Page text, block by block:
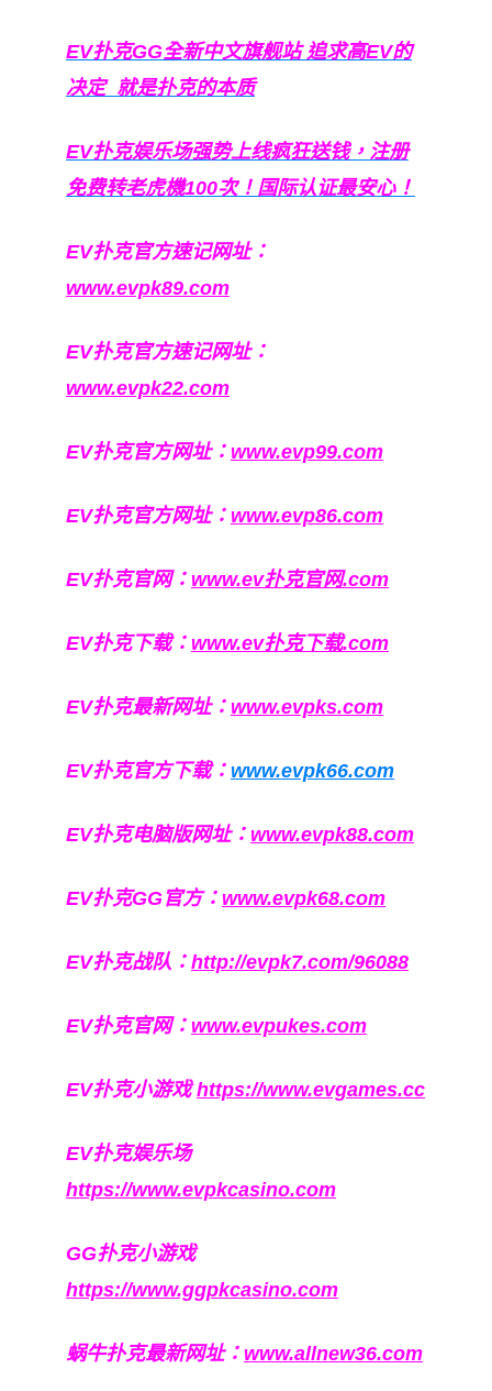
EV扑克GG全新中文旗舰站追求高EV的
决定 就是扑克的本质
EV扑克娱乐场强势上线疯狂送钱，注册
免费转老虎機100次！国际认证最安心！
EV扑克官方速记网址：
www.evpk89.com
EV扑克官方速记网址：
www.evpk22.com
EV扑克官方网址： www.evp99.com
EV扑克官方网址： www.evp86.com
EV扑克官网： www.ev扑克官网.com
EV扑克下载： www.ev扑克下载.com
EV扑克最新网址： www.evpks.com
EV扑克官方下载： www.evpk66.com
EV扑克电脑版网址： www.evpk88.com
EV扑克GG官方： www.evpk68.com
EV扑克战队： http://evpk7.com/96088
EV扑克官网： www.evpukes.com
EV扑克小游戏https://www.evgames.cc
EV扑克娱乐场
https://www.evpkcasino.com
GG扑克小游戏
https://www.ggpkcasino.com
蜗牛扑克最新网址： www.allnew36.com